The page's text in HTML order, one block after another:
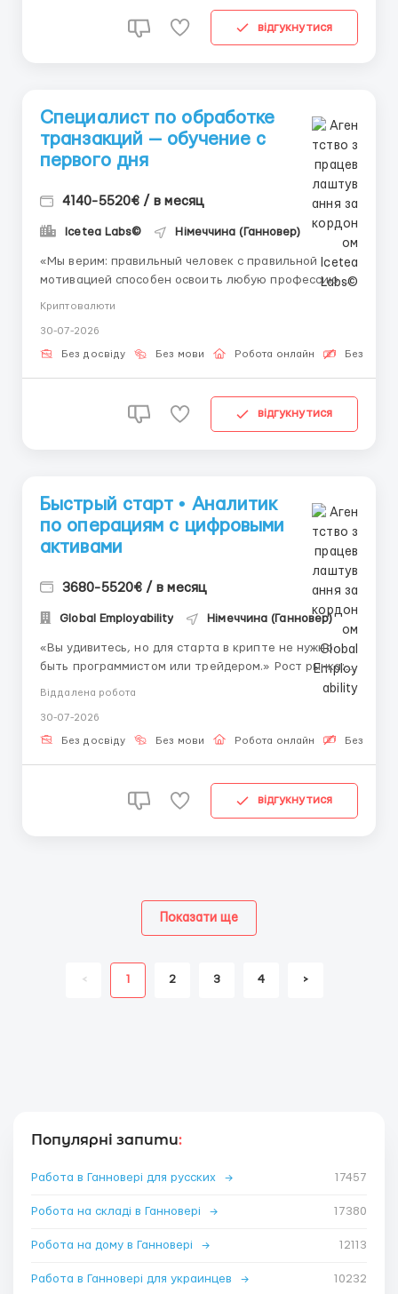
відгукнутися
Специалист по обработке
транзакций — обучение с
первого дня
4140-5520€ / в месяц
Icetea Labs© Німеччина (Ганновер)
«Мы верим: правильный человек с правильной
мотивацией способен освоить любую профессию.»
обеспечить себя востребованной специальностью
на долгие годы. Icetea Labs предлагает вакансию...
Криптовалюти
30-07-2026
Без досвіду Без мови Робота онлайн
відгукнутися
Быстрый старт • Аналитик
по операциям с цифровыми
активами
3680-5520€ / в месяц
Global Employability Німеччина (Ганновер)
«Вы удивитесь, но для старта в крипте не нужно
быть программистом или трейдером.» Рост рынка:
объём торгов на криптовалютных биржах растёт
ежедневных операций нужны грамотные
специалисты. Именно операционные команды
Віддалена робота
30-07-2026
Без досвіду Без мови Робота онлайн
відгукнутися
< 1 2 3 4 >
Показати ще
Популярні запити:
Работа в Ганновері для русских → 17457
Робота на складі в Ганновері → 17380
Робота на дому в Ганновері → 12113
Работа в Ганновері для украинцев → 10232